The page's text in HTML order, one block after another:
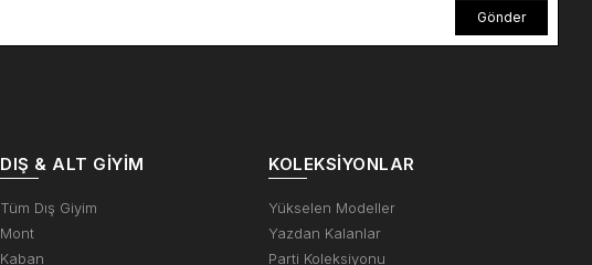
Gönder
DIŞ & ALT GIYIM
Tüm Dış Giyim
Mont
Kaban
KOLEKSIYONLAR
Yükselen Modeller
Yazdan Kalanlar
Parti Koleksiyonu